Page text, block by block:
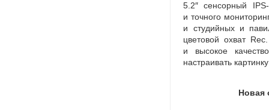
5.2″ сенсорный
и точного
и студийных и
цветовой охват
и высокое
настраивать
Новая